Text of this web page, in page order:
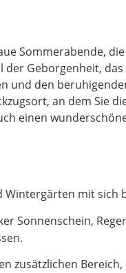
Sommerabende,
Geborgenheit,
und den
an dem Sie
einen
Wintergärten mit sich
Sonnenschein,
zusätzlichen